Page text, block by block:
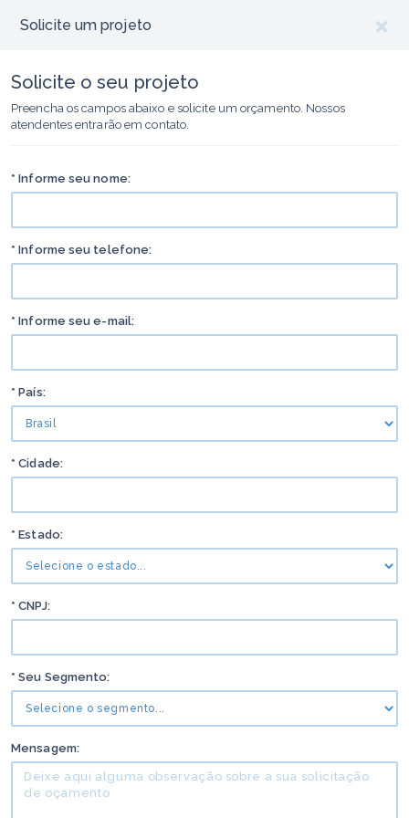
Solicite um projeto
Solicite o seu projeto
Preencha os campos abaixo e solicite um orçamento. Nossos
atendentes entrarão em contato.
* Informe seu nome:
* Informe seu telefone:
* Informe seu e-mail:
* País:
* Cidade:
* Estado:
* CNPJ:
* Seu Segmento:
Mensagem: